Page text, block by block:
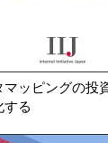
マッピングの投
する